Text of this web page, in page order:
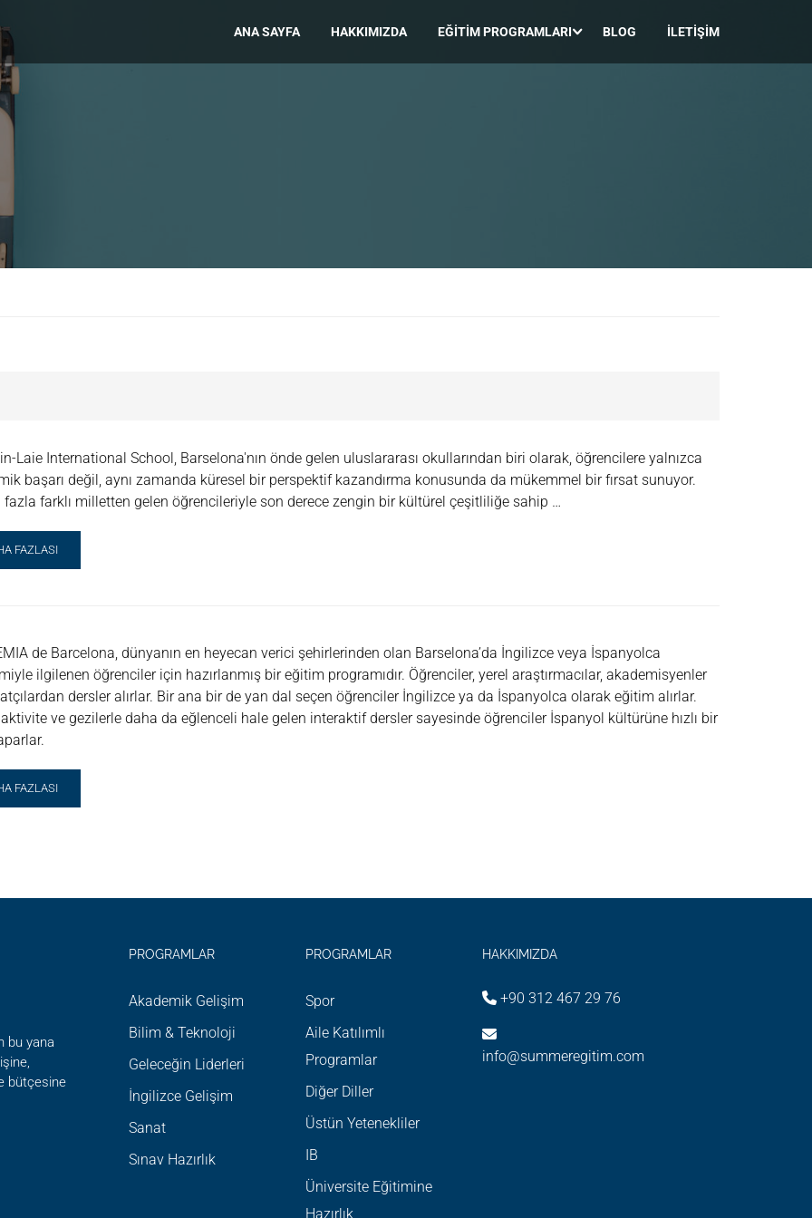
ANA SAYFA HAKKIMIZDA EĞITIM PROGRAMLARI BLOG İLETIŞIM
Laie International School, Barselona'nın önde gelen uluslararası okullarından biri olarak, öğrencilere yalnızca
başarı değil, aynı zamanda küresel bir perspektif kazandırma konusunda da mükemmel bir fırsat sunuyor.
fazla farklı milletten gelen öğrencileriyle son derece zengin bir kültürel çeşitliliğe sahip …
FAZLASI
de Barcelona, dünyanın en heyecan verici şehirlerinden olan Barselona’da İngilizce veya İspanyolca
ilgilenen öğrenciler için hazırlanmış bir eğitim programıdır. Öğrenciler, yerel araştırmacılar, akademisyenler
dersler alırlar. Bir ana bir de yan dal seçen öğrenciler İngilizce ya da İspanyolca olarak eğitim alırlar.
ve gezilerle daha da eğlenceli hale gelen interaktif dersler sayesinde öğrenciler İspanyol kültürüne hızlı bir
FAZLASI
bu yana
bütçesine
PROGRAMLAR
Akademik Gelişim
Bilim & Teknoloji
Geleceğin Liderleri
İngilizce Gelişim
Sanat
Sınav Hazırlık
PROGRAMLAR
Spor
Aile Katılımlı
Programlar
Diğer Diller
Üstün Yetenekliler
IB
Üniversite Eğitimine
Hazırlık
HAKKIMIZDA
+90 312 467 29 76
info@summeregitim.com